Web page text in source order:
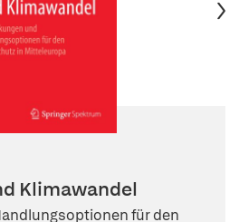
Klimawandel
für den